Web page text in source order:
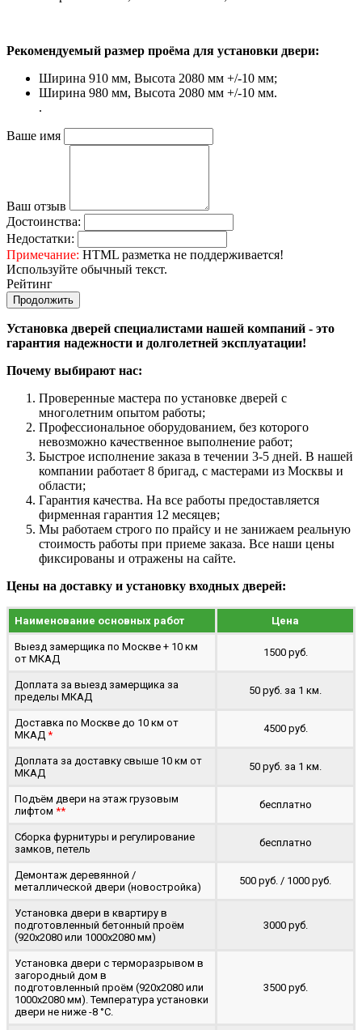
Рекомендуемый размер проёма для установки двери:
Ширина 910 мм, Высота 2080 мм +/-10 мм;
Ширина 980 мм, Высота 2080 мм +/-10 мм.
.
Ваше имя
Ваш отзыв
Достоинства:
Недостатки:
Примечание: HTML разметка не поддерживается!
Используйте обычный текст.
Рейтинг
Продолжить
Установка дверей специалистами нашей компаний - это
гарантия надежности и долголетней эксплуатации!
Почему выбирают нас:
Проверенные мастера по установке дверей с
многолетним опытом работы;
Профессиональное оборудованием, без которого
невозможно качественное выполнение работ;
Быстрое исполнение заказа в течении 3-5 дней. В нашей
компании работает 8 бригад, с мастерами из Москвы и
области;
Гарантия качества. На все работы предоставляется
фирменная гарантия 12 месяцев;
Мы работаем строго по прайсу и не занижаем реальную
стоимость работы при приеме заказа. Все наши цены
фиксированы и отражены на сайте.
Цены на доставку и установку входных дверей:
Наименование основных работ Цена
Выезд замерщика по Москве + 10 км
от МКАД
1500 руб.
Доплата за выезд замерщика за
пределы МКАД
50 руб. за 1 км.
Доставка по Москве до 10 км от
МКАД *
4500 руб.
Доплата за доставку свыше 10 км от
МКАД
50 руб. за 1 км.
Подъём двери на этаж грузовым
лифтом **
бесплатно
Сборка фурнитуры и регулирование
замков, петель
бесплатно
Демонтаж деревянной /
металлической двери (новостройка)
500 руб. / 1000 руб.
Установка двери в квартиру в
подготовленный бетонный проём
(920x2080 или 1000x2080 мм)
3000 руб.
Установка двери с терморазрывом в
загородный дом в
подготовленный проём (920x2080 или
1000x2080 мм). Температура установки
двери не ниже -8 °C.
3500 руб.